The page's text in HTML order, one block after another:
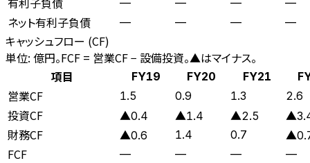
ネット有利子負債 — — — —
キャッシュフロー (CF)
単位: 億円。FCF = 営業CF − 設備投資。▲はマイナス。
項目
FY19 FY20 FY21
営業CF 1.5 0.9 1.3 2.6
投資CF ▲0.4 ▲1.4 ▲2.5
財務CF ▲0.6 1.4 0.7
FCF — — — —